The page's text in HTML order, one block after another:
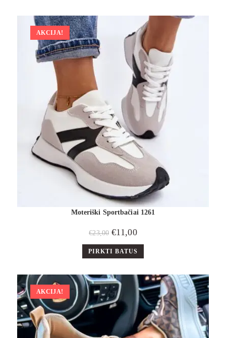
AKCIJA!
Moteriški Sportbačiai 1261
€23,00 €11,00
PIRKTI BATUS
AKCIJA!